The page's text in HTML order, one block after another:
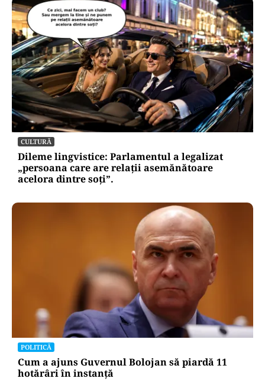
CULTURĂ
Dileme lingvistice: Parlamentul a legalizat
„persoana care are relații asemănătoare
acelora dintre soți”.
POLITICĂ
Cum a ajuns Guvernul Bolojan să piardă 11
hotărâri în instanță